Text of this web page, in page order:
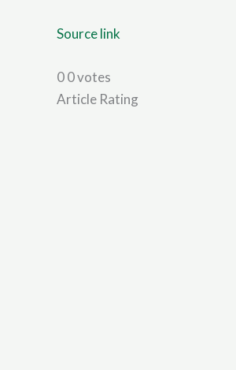
Source link
00votes
Article Rating